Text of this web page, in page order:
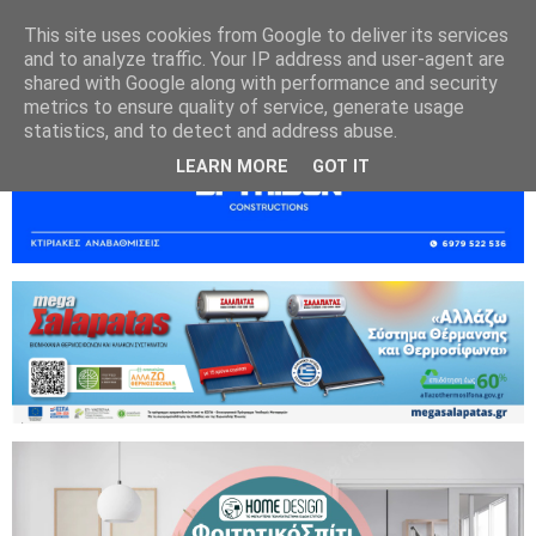
This site uses cookies from Google to deliver its services
and to analyze traffic. Your IP address and user-agent are
shared with Google along with performance and security
metrics to ensure quality of service, generate usage
statistics, and to detect and address abuse.
LEARN MORE GOT IT